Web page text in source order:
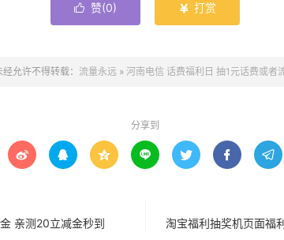
 赞(0)  打赏
经允许不得转载： 流量永远 » 河南电信 话费福利日 抽1元话费或者
分享到
      
亲测20立减金秒到 淘宝福利抽奖机页面福